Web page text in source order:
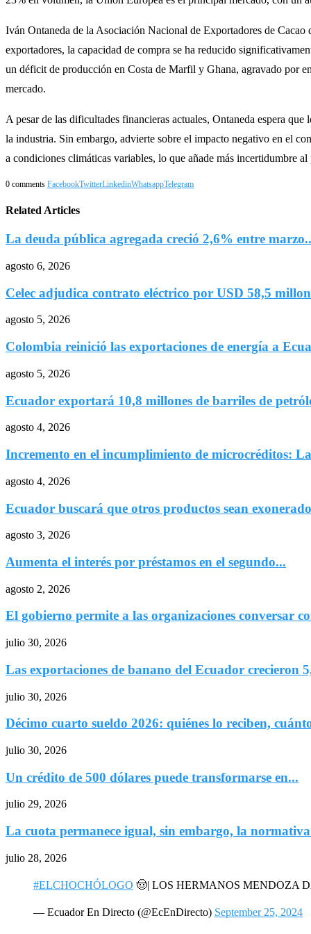
Iván Ontaneda de la Asociación Nacional de Exportadores de
exportadores, la capacidad de compra se ha reducido
un déficit de producción en Costa de Marfil y Ghana, agravado por
mercado.
A pesar de las dificultades financieras actuales, Ontaneda espera
la industria. Sin embargo, advierte sobre el impacto negativo en el
a condiciones climáticas variables, lo que añade más incertidumbre
0 comments FacebookTwitterLinkedinWhatsappTelegram
Related Articles
La deuda pública agregada creció 2,6% entre
agosto 6, 2026
Celec adjudica contrato eléctrico por USD 58,5
agosto 5, 2026
Colombia reinició las exportaciones de energía a
agosto 5, 2026
Ecuador exportará 10,8 millones de barriles de
agosto 4, 2026
Incremento en el incumplimiento de microcréditos:
agosto 4, 2026
Ecuador buscará que otros productos sean
agosto 3, 2026
Aumenta el interés por préstamos en el segundo...
agosto 2, 2026
El gobierno permite a las organizaciones conversar
julio 30, 2026
Las exportaciones de banano del Ecuador crecieron
julio 30, 2026
Décimo cuarto sueldo 2026: quiénes lo reciben,
julio 30, 2026
Un crédito de 500 dólares puede transformarse en...
julio 29, 2026
La cuota permanece igual, sin embargo, la
julio 28, 2026
#ELCHOCHÓLOGO 🤠| LOS HERMANOS MENDOZA
— Ecuador En Directo (@EcEnDirecto) September 25, 2024